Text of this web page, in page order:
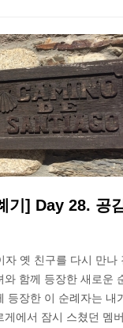
기] Day 28. 공
자 옛 친구를 다시 만나
와 함께 등장한 새로운
등장한 이 순례자는 내
에서 잠시 스쳤던 멤